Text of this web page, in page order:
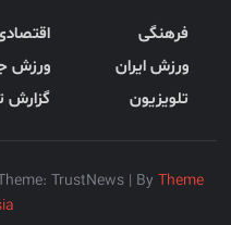
فرهنگی
ورزش ایران
ورزش
تلویزیون
گزارش
TrustNews | By Theme